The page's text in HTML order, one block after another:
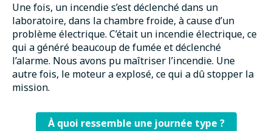
Une fois, un incendie s’est déclenché dans un
laboratoire, dans la chambre froide, à cause d’un
problème électrique. C’était un incendie électrique, ce
qui a généré beaucoup de fumée et déclenché
l’alarme. Nous avons pu maîtriser l’incendie. Une
autre fois, le moteur a explosé, ce qui a dû stopper la
mission.
À quoi ressemble une journée type ?